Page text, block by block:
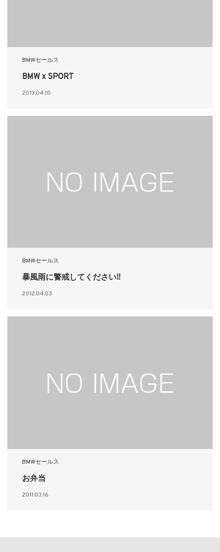
BMWセールス
BMW x SPORT
2013.04.10
BMWセールス
暴風雨に警戒してください!!
2012.04.03
BMWセールス
お弁当
2011.03.16